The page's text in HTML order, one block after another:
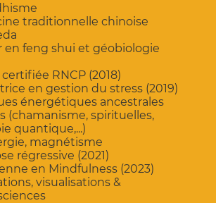
traditionnelle chinoise
en feng shui et géobiologie
RNCP (2018)
en gestion du stress (2019)
énergétiques ancestrales
(chamanisme, spirituelles,
quantique,...)
magnétisme
régressive (2021)
en Mindfulness (2023)
visualisations &